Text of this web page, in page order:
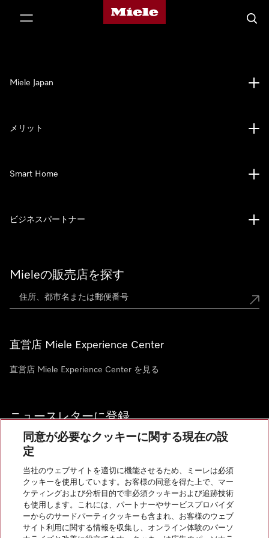
Mieleのホームページ
検索
Mieleの販売店を探す
直営店 Miele Experience Center
直営店 Miele Experience Center を見る
ニュースレターに登録
お問い合わせ
Miele Japan
メリット
Smart Home
ビジネスパートナー
InstagramのMiele
YoutubeのMiele
同意が必要なクッキーに関する現在の設
定
当社のウェブサイトを適切に機能させるため、ミーレは必須
クッキーを使用しています。お客様の同意を得た上で、マー
ケティングおよび分析目的で非必須クッキーおよび追跡技術
も使用します。これには、パートナーやサービスプロバイダ
ーからのサードパーティクッキーも含まれ、お客様のウェブ
サイト利用に関する情報を収集し、オンライン体験のパーソ